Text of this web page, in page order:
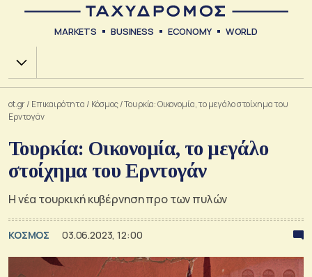
MARKETS BUSINESS ECONOMY WORLD
Χ.Α.
ot.gr/ Επικαιρότητα / Κόσμος/Τουρκία: Οικονομία, το μεγάλο στοίχημα του
Ερντογάν
Τουρκία: Οικονομία, το μεγάλο
στοίχημα του Ερντογάν
Η νέα τουρκική κυβέρνηση προ των πυλών
ΚΟΣΜΟΣ 03.06.2023, 12:00